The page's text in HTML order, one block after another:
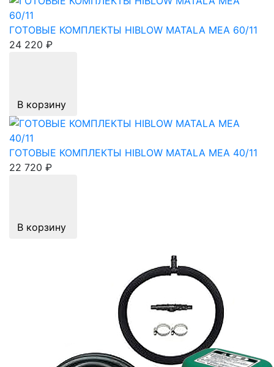
ГОТОВЫЕ КОМПЛЕКТЫ HIBLOW MATALA MEA 60/11
24 220 ₽
В корзину
ГОТОВЫЕ КОМПЛЕКТЫ HIBLOW MATALA MEA 40/11
22 720 ₽
В корзину